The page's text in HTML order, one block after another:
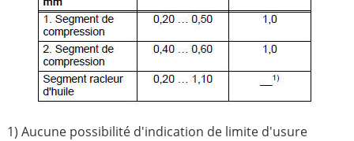
1) Aucune possibilité d'indication de limite d'usure